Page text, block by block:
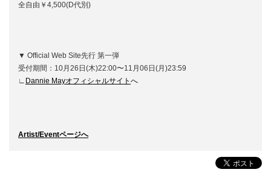
全自由￥4,500(D代別)
▼ Official Web Site先行 第一弾
受付期間：10月26日(木)22:00〜11月06日(月)23:59
∟ Dannie Mayオフィシャルサイト へ
Artist/Eventページへ